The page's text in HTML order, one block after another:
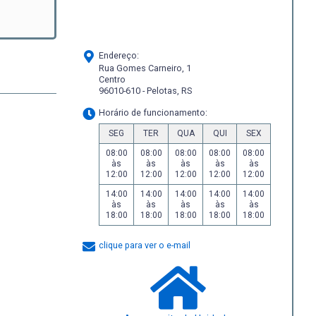
Endereço:
Rua Gomes Carneiro, 1
Centro
96010-610 - Pelotas, RS
Horário de funcionamento:
SEG TER QUA QUI
SEX
08:00
às
12:00
08:00
às
12:00
08:00
às
12:00
08:00
às
12:00
08:00
às
12:00
14:00
às
18:00
14:00
às
18:00
14:00
às
18:00
14:00
às
18:00
14:00
às
18:00
clique para ver o e-mail